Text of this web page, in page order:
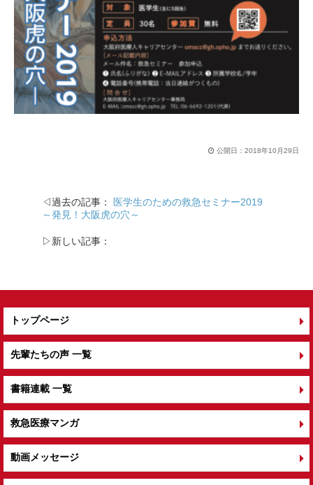
公開日： 2018年10月29日
◁過去の記事：
医学生のための救急セミナー2019
～発見！大阪虎の穴～
▷新しい記事：
トップページ
先輩たちの声 一覧
書籍連載 一覧
救急医療マンガ
動画メッセージ